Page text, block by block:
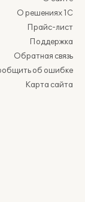
О решениях 1С
Прайс-лист
Поддержка
Обратная связь
об ошибке
Карта сайта